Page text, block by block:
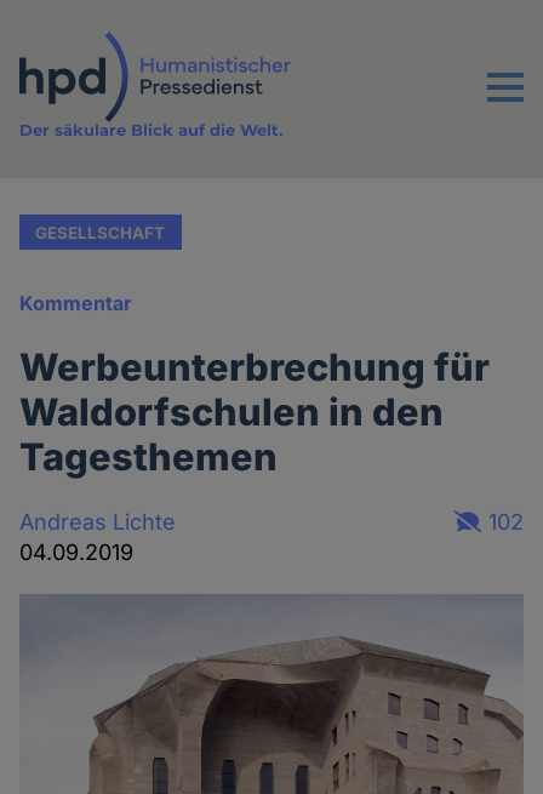
Inhalt
Menu
Der säkulare Blick auf die Welt.
GESELLSCHAFT
Kommentar
Werbeunterbrechung für
Waldorfschulen in den
Tagesthemen
Andreas Lichte
04.09.2019
102